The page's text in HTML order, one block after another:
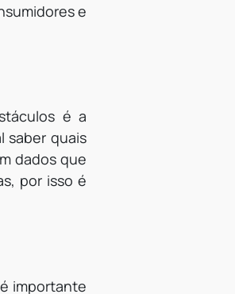
e
é a
saber quais
dados que
por isso é
importante